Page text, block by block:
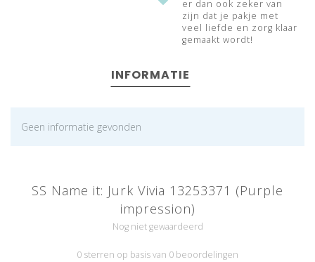
er dan ook zeker van
zijn dat je pakje met
veel liefde en zorg klaar
gemaakt wordt!
INFORMATIE
Geen informatie gevonden
SS Name it: Jurk Vivia 13253371 (Purple
impression)
Nog niet gewaardeerd
0 sterren op basis van 0 beoordelingen